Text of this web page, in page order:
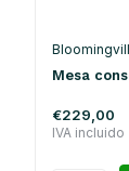
Mesa
€229,00
IVA incluido